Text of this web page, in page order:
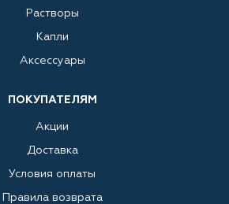
Растворы
Капли
Аксессуары
ПОКУПАТЕЛЯМ
Акции
Доставка
Условия оплаты
Правила возврата